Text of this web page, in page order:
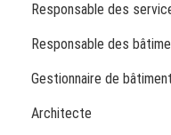
Responsable des
Responsable des
Gestionnaire de
Architecte